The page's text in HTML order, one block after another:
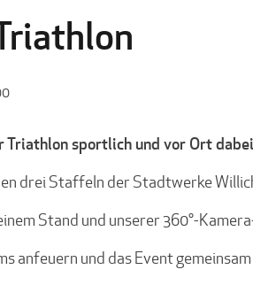
sportlich und vor Ort
drei Staffeln der Stadtwerke
Stand und unserer 360°-
anfeuern und das Event